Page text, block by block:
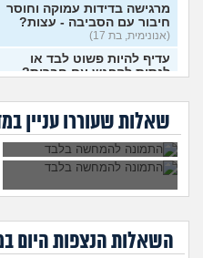
מרגישה בדידות עמוקה וחוסר
חיבור עם הסביבה - עצות?
(אנונימית, בת 17)
עדיף להיות פשוט לבד או
לנסות להפגש עם חברות?
(nono, בת 15)
איך לומר להורים שאני רוצה
להיות חילוני?
(אהרן, בן 17)
אני מתבייש ולא יודע מה
(אנונימי, בן 13)
אם אני כותב למנהלת או
שאלות שעוררו עניין
האם כל בני האדם
צאצאים?
השאלות הנצפות היום